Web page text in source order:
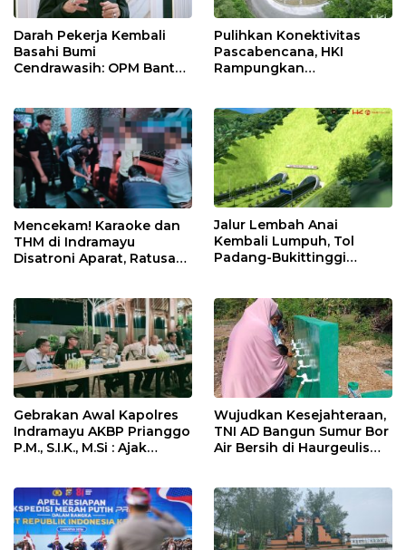
Darah Pekerja Kembali
Basahi Bumi
Cendrawasih: OPM Bantai
Pulihkan Konektivitas
Pascabencana, HKI
Rampungkan
Mencekam! Karaoke dan
THM di Indramayu
Disatroni Aparat, Ratusan
Jalur Lembah Anai
Kembali Lumpuh, Tol
Padang-Bukittinggi
Gebrakan Awal Kapolres
Indramayu AKBP Prianggo
P.M., S.I.K., M.Si : Ajak
Wujudkan Kesejahteraan,
TNI AD Bangun Sumur Bor
Air Bersih di Haurgeulis